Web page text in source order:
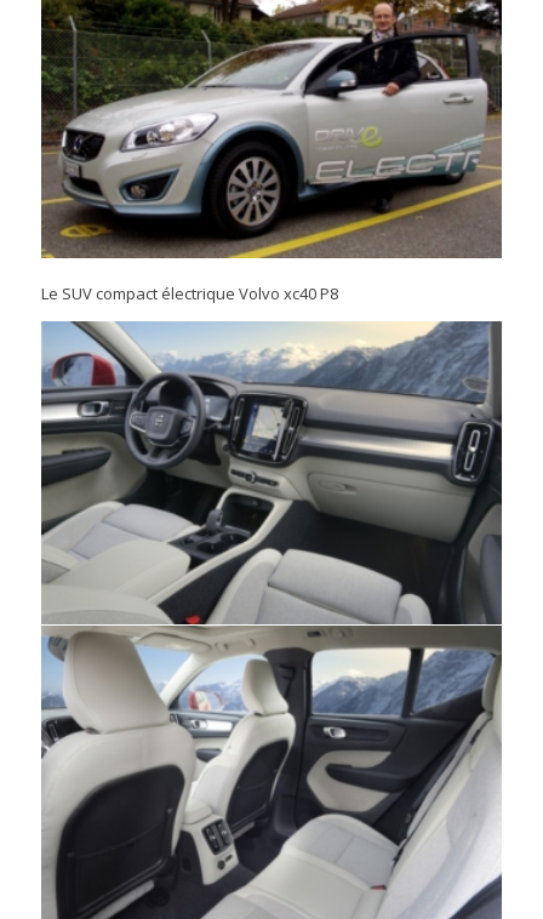
Le SUV compact électrique Volvo xc40 P8